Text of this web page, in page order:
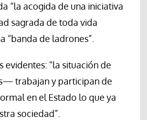
“la acogida de una iniciativa
sagrada de toda vida
“banda de ladrones”.
“la situación de
trabajan y participan de
en el Estado lo que ya
sociedad”.